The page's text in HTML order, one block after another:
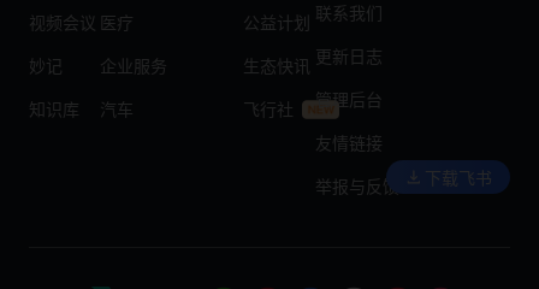
视频会议
妙记
知识库
医疗
企业服务
汽车
公益计划
生态快讯
飞行社
联系我们
更新日志
管理后台
友情链接
举报与反馈 下载飞书